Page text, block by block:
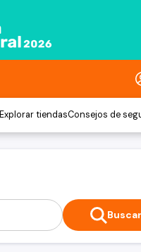
Explorar tiendasConsejos de
Buscar